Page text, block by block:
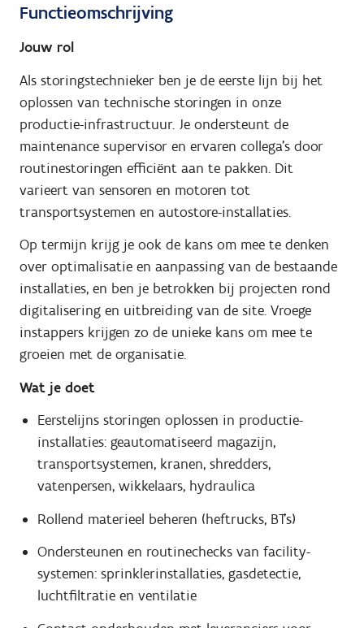
Functieomschrijving
Jouw rol
Als storingstechnieker ben je de eerste lijn bij het
oplossen van technische storingen in onze
productie-infrastructuur. Je ondersteunt de
maintenance supervisor en ervaren collega’s door
routinestoringen efficiënt aan te pakken. Dit
varieert van sensoren en motoren tot
transportsystemen en autostore-installaties.
Op termijn krijg je ook de kans om mee te denken
over optimalisatie en aanpassing van de bestaande
installaties, en ben je betrokken bij projecten rond
digitalisering en uitbreiding van de site. Vroege
instappers krijgen zo de unieke kans om mee te
groeien met de organisatie.
Wat je doet
Eerstelijns storingen oplossen in productie-
installaties: geautomatiseerd magazijn,
transportsystemen, kranen, shredders,
vatenpersen, wikkelaars, hydraulica
Rollend materieel beheren (heftrucks, BT’s)
Ondersteunen en routinechecks van facility-
systemen: sprinklerinstallaties, gasdetectie,
luchtfiltratie en ventilatie